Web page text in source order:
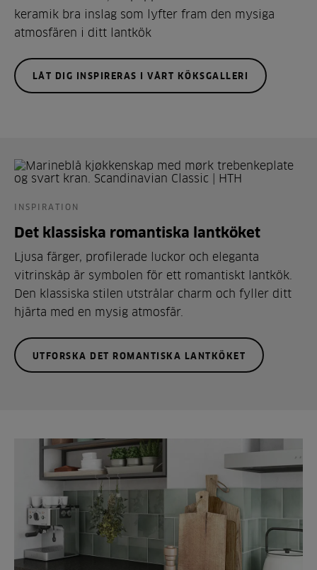
keramik bra inslag som lyfter fram den mysiga
atmosfären i ditt lantkök
LÅT DIG INSPIRERAS I VÅRT KÖKSGALLERI
INSPIRATION
Det klassiska romantiska lantköket
Ljusa färger, profilerade luckor och eleganta
vitrinskåp är symbolen för ett romantiskt lantkök.
Den klassiska stilen utstrålar charm och fyller ditt
hjärta med en mysig atmosfär.
UTFORSKA DET ROMANTISKA LANTKÖKET